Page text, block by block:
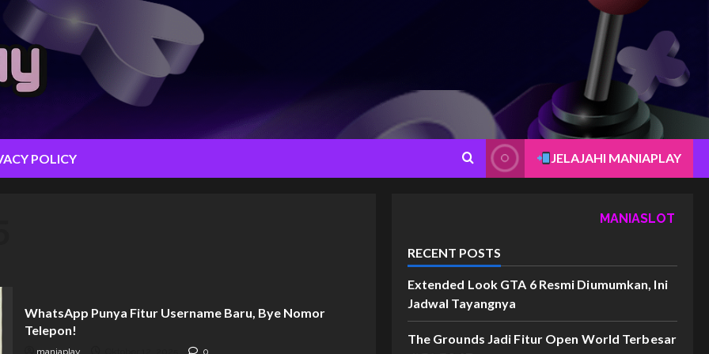
POLICY JELAJAHI MANIAPLAY
WhatsApp Punya Fitur Username Baru, Bye Nomor
Telepon!
MANIASLOT
RECENT POSTS
Extended Look GTA 6 Resmi Diumumkan, Ini
Jadwal Tayangnya
The Grounds Jadi Fitur Open World Terbesar